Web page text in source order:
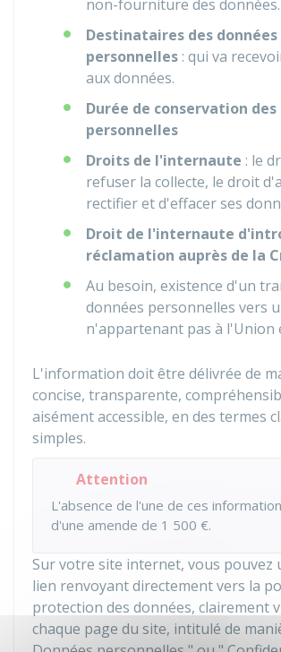
non-fourniture des données.
Destinataires des données
personnelles : qui va
aux données.
Durée de conservation des
personnelles
Droits de l'internaute : le
refuser la collecte, le droit
rectifier et d'effacer ses
Droit de l'internaute
réclamation auprès de la
Au besoin, existence d'un
données personnelles vers
n'appartenant pas à l'Union
L'information doit être délivrée de
concise, transparente,
aisément accessible, en des termes
simples.
Attention
L'absence de l'une de ces
d'une amende de 1 500 €.
Sur votre site internet, vous pouvez
lien renvoyant directement vers la
protection des données, clairement
chaque page du site, intitulé de